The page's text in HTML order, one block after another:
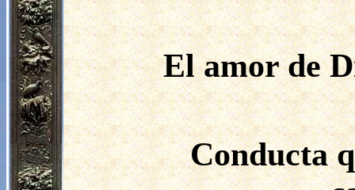
El amor de
Conducta